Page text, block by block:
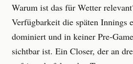
Warum ist das für Wetter
Verfügbarkeit die späten Innings
dominiert und in keiner Pre-
sichtbar ist. Ein Closer, der an